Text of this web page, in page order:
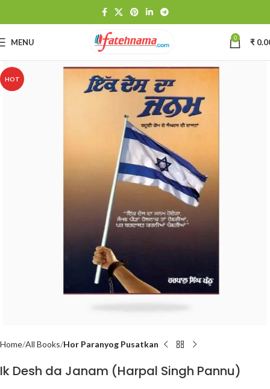
MENU 0 ₹
HOT
Home All Books Hor Paranyog Pusatkan
Ik Desh da Janam (Harpal Singh Pannu)